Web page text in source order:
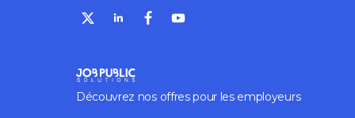
Découvrez nos offres pour les employeurs